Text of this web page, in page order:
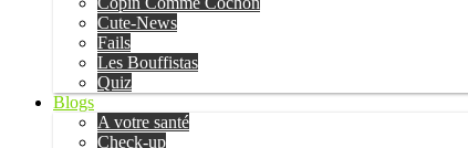
Cute-News
Fails
Les Bouffistas
Quiz
Blogs
A votre santé
Check-up